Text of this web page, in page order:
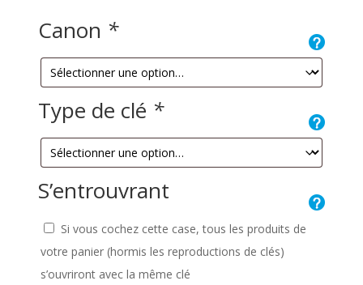
Canon *
Type de clé *
S’entrouvrant
Si vous cochez cette case, tous les produits de
votre panier (hormis les reproductions de clés)
s’ouvriront avec la même clé